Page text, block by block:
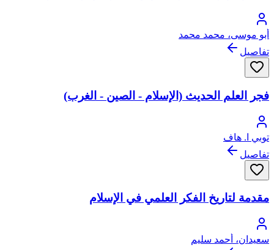
أبو موسى، محمد محمد
تفاصيل
فجر العلم الحديث (الإسلام - الصين - الغرب)
توبي ا. هاف
تفاصيل
مقدمة لتاريخ الفكر العلمي في الإسلام
سعيدان، أحمد سليم